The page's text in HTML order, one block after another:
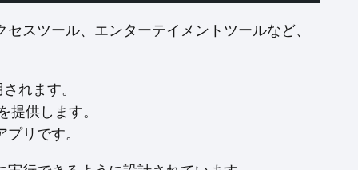
スツール、エンターテイメントツールなど、
れます。
提供します。
リです。